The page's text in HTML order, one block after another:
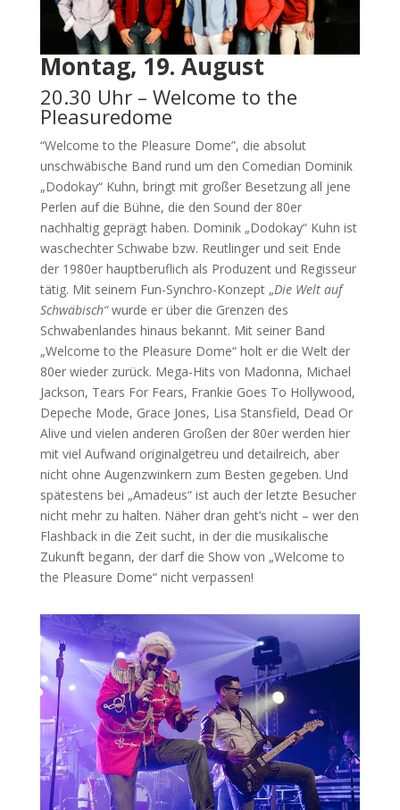
Montag, 19. August
20.30 Uhr – Welcome to the
Pleasuredome
“Welcome to the Pleasure Dome”, die absolut
unschwäbische Band rund um den Comedian Dominik
„Dodokay“ Kuhn, bringt mit großer Besetzung all jene
Perlen auf die Bühne, die den Sound der 80er
nachhaltig geprägt haben. Dominik „Dodokay“ Kuhn ist
waschechter Schwabe bzw. Reutlinger und seit Ende
der 1980er hauptberuflich als Produzent und Regisseur
tätig. Mit seinem Fun-Synchro-Konzept „Die Welt auf
Schwäbisch“wurde er über die Grenzen des
Schwabenlandes hinaus bekannt. Mit seiner Band
„Welcome to the Pleasure Dome“ holt er die Welt der
80er wieder zurück. Mega-Hits von Madonna, Michael
Jackson, Tears For Fears, Frankie Goes To Hollywood,
Depeche Mode, Grace Jones, Lisa Stansfield, Dead Or
Alive und vielen anderen Großen der 80er werden hier
mit viel Aufwand originalgetreu und detailreich, aber
nicht ohne Augenzwinkern zum Besten gegeben. Und
spätestens bei „Amadeus“ ist auch der letzte Besucher
nicht mehr zu halten. Näher dran geht’s nicht – wer den
Flashback in die Zeit sucht, in der die musikalische
Zukunft begann, der darf die Show von „Welcome to
the Pleasure Dome“ nicht verpassen!